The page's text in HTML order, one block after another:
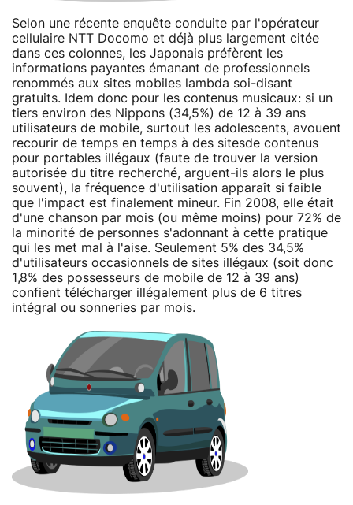
Selon une récente enquête conduite par l'opérateur
cellulaire NTT Docomo et déjà plus largement citée
dans ces colonnes, les Japonais préfèrent les
informations payantes émanant de professionnels
renommés aux sites mobiles lambda soi-disant
gratuits. Idem donc pour les contenus musicaux: si un
tiers environ des Nippons (34,5%) de 12 à 39 ans
utilisateurs de mobile, surtout les adolescents, avouent
recourir de temps en temps à des sitesde contenus
pour portables illégaux (faute de trouver la version
autorisée du titre recherché, arguent-ils alors le plus
souvent), la fréquence d'utilisation apparaît si faible
que l'impact est finalement mineur. Fin 2008, elle était
d'une chanson par mois (ou même moins) pour 72% de
la minorité de personnes s'adonnant à cette pratique
qui les met mal à l'aise. Seulement 5% des 34,5%
d'utilisateurs occasionnels de sites illégaux (soit donc
1,8% des possesseurs de mobile de 12 à 39 ans)
confient télécharger illégalement plus de 6 titres
intégral ou sonneries par mois.